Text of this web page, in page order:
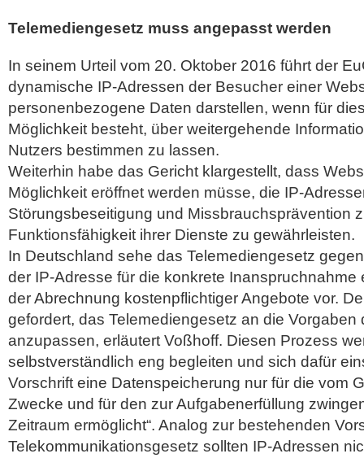
Telemediengesetz muss angepasst werden
In seinem Urteil vom 20. Oktober 2016 führt der
dynamische IP-Adressen der Besucher einer
personenbezogene Daten darstellen, wenn für
Möglichkeit besteht, über weitergehende
Nutzers bestimmen zu lassen.
Weiterhin habe das Gericht klargestellt, dass
Möglichkeit eröffnet werden müsse, die IP-
Störungsbeseitigung und Missbrauchsprävention
Funktionsfähigkeit ihrer Dienste zu gewährleisten.
In Deutschland sehe das Telemediengesetz
der IP-Adresse für die konkrete Inanspruchnahme
der Abrechnung kostenpflichtiger Angebote vor.
gefordert, das Telemediengesetz an die Vorgaben
anzupassen, erläutert Voßhoff. Diesen Prozess
selbstverständlich eng begleiten und sich dafür
Vorschrift eine Datenspeicherung nur für die vom
Zwecke und für den zur Aufgabenerfüllung
Zeitraum ermöglicht“. Analog zur bestehenden
Telekommunikationsgesetz sollten IP-Adressen